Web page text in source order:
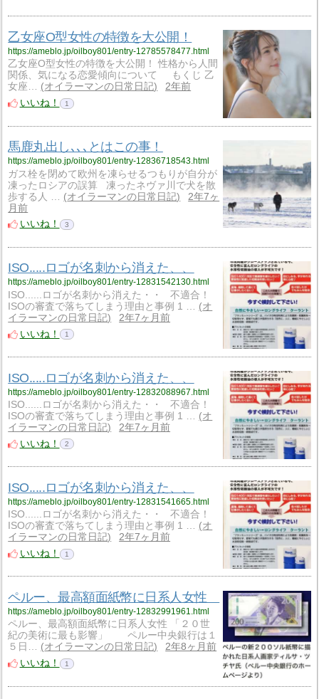
乙女座O型女性の特徴を大公開！
https://ameblo.jp/oilboy801/entry-12785578477.html
乙女座O型女性の特徴を大公開！ 性格から人間
関係、気になる恋愛傾向について もくじ 乙
女座…
オイラーマンの日常日記
2年前
いいね！
1
馬鹿丸出し､､､とはこの事！
https://ameblo.jp/oilboy801/entry-12836718543.html
ガス栓を閉めて欧州を凍らせるつもりが自分が
凍ったロシアの誤算 凍ったネヴァ川で犬を散
歩する人 …
オイラーマンの日常日記
2年7ヶ
月前
いいね！
3
ISO.....ロゴが名刺から消えた、、
https://ameblo.jp/oilboy801/entry-12831542130.html
ISO......ロゴが名刺から消えた・・ 不適合！
ISOの審査で落ちてしまう理由と事例 1 …
オ
イラーマンの日常日記
2年7ヶ月前
いいね！
1
ISO.....ロゴが名刺から消えた、、
https://ameblo.jp/oilboy801/entry-12832088967.html
ISO......ロゴが名刺から消えた・・ 不適合！
ISOの審査で落ちてしまう理由と事例 1 …
オ
イラーマンの日常日記
2年7ヶ月前
いいね！
2
ISO.....ロゴが名刺から消えた、、
https://ameblo.jp/oilboy801/entry-12831541665.html
ISO......ロゴが名刺から消えた・・ 不適合！
ISOの審査で落ちてしまう理由と事例 1 …
オ
イラーマンの日常日記
2年7ヶ月前
いいね！
1
ペルー、最高額面紙幣に日系人女性
https://ameblo.jp/oilboy801/entry-12832991961.html
ペルー、最高額面紙幣に日系人女性 「２０世
紀の美術に最も影響」 ペルー中央銀行は１
５日…
オイラーマンの日常日記
2年8ヶ月前
いいね！
1